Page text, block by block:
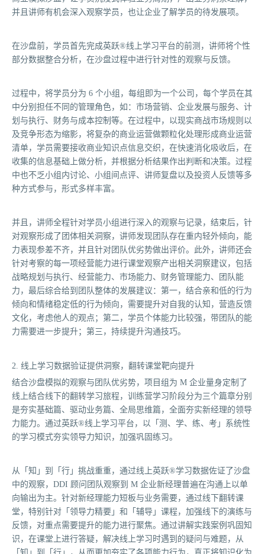
并且讲师有机会深入观察学员，也让企业了解学员的待发展项。
在沙盘前，学员首先完成英跃®线上学习平台的前测，讲师将个性
部分数据整合分析，在沙盘过程中进行针对性的观察与反馈。
过程中，将学员分为 6 个小组，每组即为一个公司，每个学员在其
中分别担任不同的管理角色，如：市场营销、企业发展与服务、计
划与执行、财务与成本控制等。在过程中，以现实商战市场规则以
及竞争形态为缩影，将复杂的商业运营做颗粒化处理形成商业运营
清单，学员需要接收商业知识点信息交织，在快速消化吸收后，在
收集的信息基础上做分析，并根据分析结果作出判断和决策。过程
中也不乏小组内讨论、小组间点评、讲师复盘以及投资人反馈等多
种方式参与，形式多样丰富。
并且，讲师全程针对学员小组进行深入的观察与记录，结束后，针
对观察形成了团体相关洞察，讲师发现团队存在重内轻外倾向，能
力表现参差不齐，并且针对团队优劣势做出评价。此外，讲师还会
针对考察的每一项经营能力进行课堂观察产出相关洞察建议，包括
战略规划与执行、经营能力、市场能力、财务管理能力、团队能
力，最后综合给到团队整体的发展建议：第一，结合亲和低的行为
倾向和情绪稳定低的行为倾向，需要提升对自我的认知，营造反馈
文化，考虑他人的观点；第二，学员个体能力比较强，带团队的能
力需要进一步提升；第三，持续提升沟通技巧。
2. 线上学习数据验证提供洞察，翻转课堂靶向提升
结合沙盘模拟的观察与团队优劣势，项目组为 M 企业量身定制了
线上结合线下的翻转学习旅程，训练营学习阶段分为三个篇章分别
是夯实基础篇、驱动业务篇、全局思维篇，全面夯实新经理的领导
力能力。通过英跃®线上学习平台，以「测、学、练、考」系统性
的学习模式夯实领导力知识，加强巩固练习。
从「知」到「行」挑战重重，通过线上英跃®学习数据佐证了沙盘
中的观察，DDI 顾问团队观察到 M 企业新经理普遍在沟通上以单
向输出为主。针对新经理能力短板与业务需要，通过线下翻转课
堂，特别针对「领导力精要」和「辅导」课程，加强线下的演练与
反馈，对重点需要提升的能力进行聚焦。通过讲解实践案例巩固知
识，在课堂上进行答疑，解决线上学习时遇到的疑问与难题，从